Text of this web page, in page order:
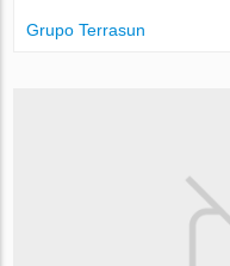
Grupo Terrasun